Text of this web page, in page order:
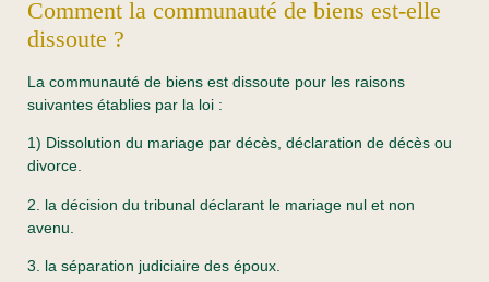
Comment la communauté de biens est-elle
dissoute ?
La communauté de biens est dissoute pour les raisons
suivantes établies par la loi :
1) Dissolution du mariage par décès, déclaration de décès ou
divorce.
2. la décision du tribunal déclarant le mariage nul et non
avenu.
3. la séparation judiciaire des époux.